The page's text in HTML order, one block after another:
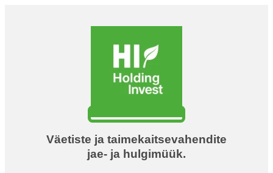
Väetiste ja taimekaitsevahendite
jae- ja hulgimüük.